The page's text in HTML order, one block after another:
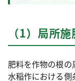
（1）局所
肥料を作物の根の
水稲作における側